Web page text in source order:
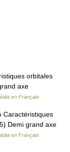
orbitales
axe
en Français
Demi grand axe
en Français